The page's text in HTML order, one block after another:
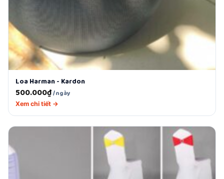
Loa Harman - Kardon
500.000₫/ngày
Xem chi tiết →